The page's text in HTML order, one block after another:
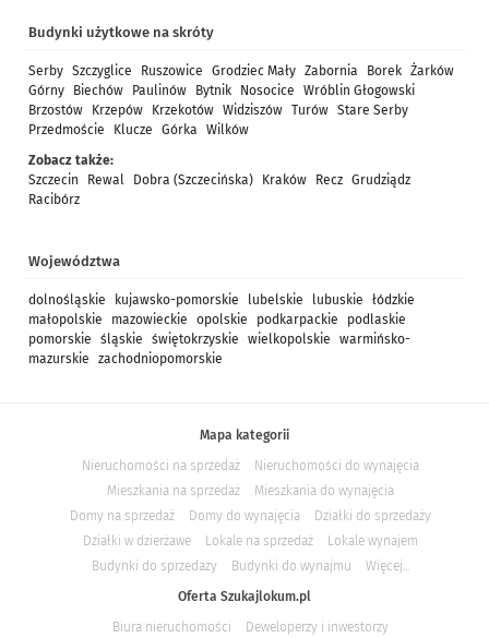
Budynki użytkowe na skróty
Serby Szczyglice Ruszowice Grodziec Mały Zabornia Borek Żarków
Górny
Biechów Paulinów Bytnik Nosocice
Wróblin Głogowski
Brzostów
Krzepów Krzekotów Widziszów Turów Stare Serby
Przedmoście
Klucze Górka
Wilków
Zobacz także:
Szczecin
Rewal Dobra (Szczecińska) Kraków Recz Grudziądz
Racibórz
Województwa
dolnośląskie kujawsko-pomorskie lubelskie lubuskie
łódzkie
małopolskie
mazowieckie opolskie podkarpackie
podlaskie
pomorskie
śląskie świętokrzyskie wielkopolskie
warmińsko-
mazurskie
zachodniopomorskie
Mapa kategorii
Nieruchomości na sprzedaż
Nieruchomości do wynajęcia
Mieszkania na sprzedaż
Mieszkania do wynajęcia
Domy na sprzedaż
Domy do wynajęcia
Działki do sprzedaży
Działki w dzierżawe
Lokale na sprzedaż
Lokale wynajem
Budynki do sprzedaży
Budynki do wynajmu
Więcej...
Oferta Szukajlokum.pl
Biura nieruchomości
Deweloperzy i inwestorzy